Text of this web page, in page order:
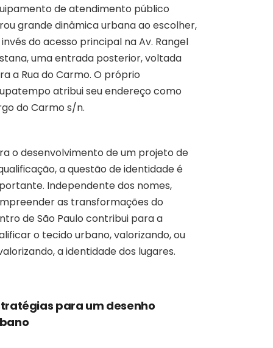
de atendimento público
grande dinâmica urbana ao escolher,
do acesso principal na Av. Rangel
uma entrada posterior, voltada
a Rua do Carmo. O próprio
atribui seu endereço como
do Carmo s/n.
o desenvolvimento de um projeto de
a questão de identidade é
Independente dos nomes,
as transformações do
de São Paulo contribui para a
o tecido urbano, valorizando, ou
a identidade dos lugares.
para um desenho